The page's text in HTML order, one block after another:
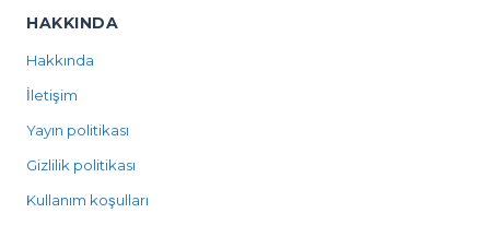
HAKKINDA
Hakkında
İletişim
Yayın politikası
Gizlilik politikası
Kullanım koşulları